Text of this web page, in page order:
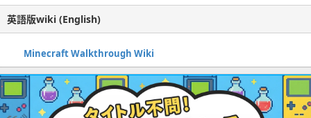
英語版wiki (English)
Minecraft Walkthrough Wiki